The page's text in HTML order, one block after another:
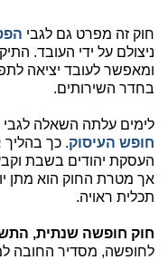
חוק זה מפרט גם לגבי
ניצולם על ידי העובד.
ומאפשר לעובד יציאה
בחדר השירותים.
לימים עלתה השאלה לגבי
חופש העיסוק. כך בהליך
העסקת יהודים בשבת
אך מטרת החוק הוא מתן
תכלית ראויה.
חוק חופשה שנתית, התשי"א
לחופשה, מסדיר החובה